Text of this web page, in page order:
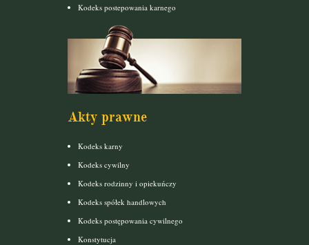
Kodeks postepowania karnego
Akty prawne
Kodeks karny
Kodeks cywilny
Kodeks rodzinny i opiekuńczy
Kodeks spółek handlowych
Kodeks postępowania cywilnego
Konstytucja